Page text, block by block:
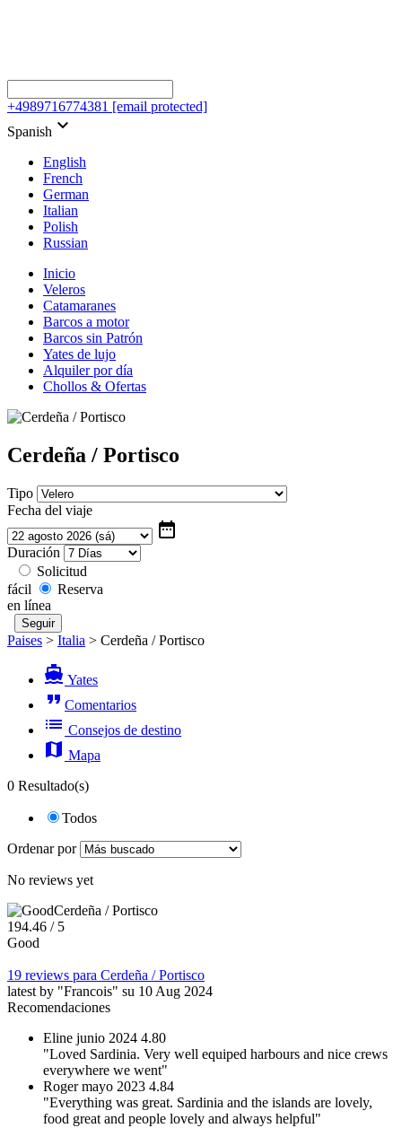
+4989716774381 [email protected]
Spanish keyboard_arrow_down
English
French
German
Italian
Polish
Russian
Inicio
Veleros
Catamaranes
Barcos a motor
Barcos sin Patrón
Yates de lujo
Alquiler por día
Chollos & Ofertas
Cerdeña / Portisco
Tipo
Fecha del viaje
date_range
Duración
Solicitud
fácil
Reserva
en línea
Paises > Italia > Cerdeña / Portisco
directions_boat Yates
format_quote Comentarios
list Consejos de destino
map Mapa
0 Resultado(s)
Todos
Ordenar por
No reviews yet
Cerdeña / Portisco
194.46 / 5
Good
19 reviews para Cerdeña / Portisco
latest by "Francois" su 10 Aug 2024
Recomendaciones
Eline junio 2024 4.80
"Loved Sardinia. Very well equiped harbours and nice crews
everywhere we went"
Roger mayo 2023 4.84
"Everything was great. Sardinia and the islands are lovely,
food great and people lovely and always helpful"